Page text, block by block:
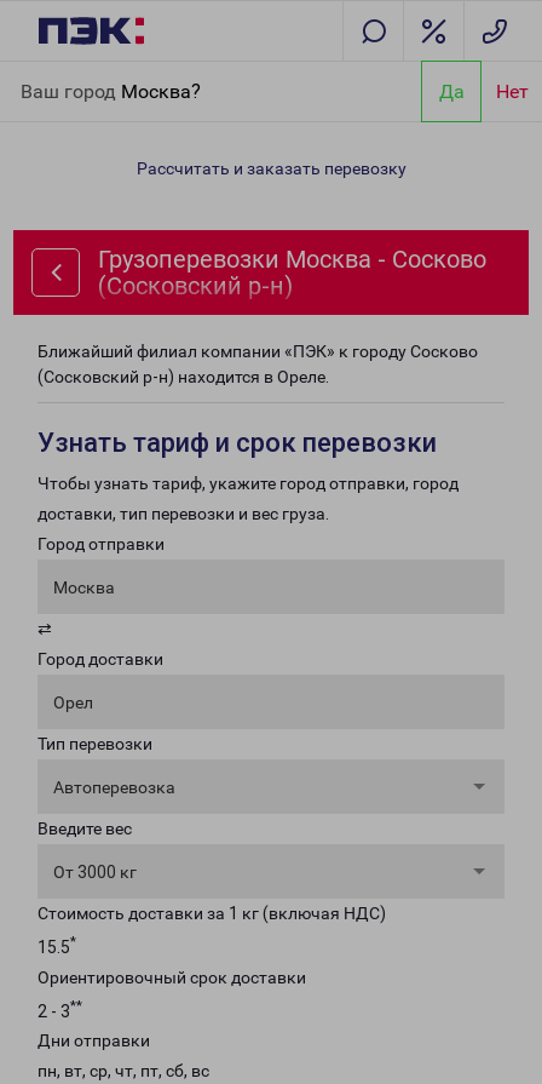
Ваш город Москва? Да Нет
(Сосковский р-н)
Рассчитать и заказать перевозку
Грузоперевозки Москва - Сосково
(Сосковский р-н)
Ближайший филиал компании «ПЭК» к городу Сосково
(Сосковский р-н) находится в Ореле.
Узнать тариф и срок перевозки
Чтобы узнать тариф, укажите город отправки, город
доставки, тип перевозки и вес груза.
Город отправки
Москва
⇄
Город доставки
Орел
Тип перевозки
Автоперевозка
Введите вес
От 3000 кг
Стоимость доставки за 1 кг (включая НДС)
15.5*
Ориентировочный срок доставки
2 - 3**
Дни отправки
пн, вт, ср, чт, пт, сб, вс